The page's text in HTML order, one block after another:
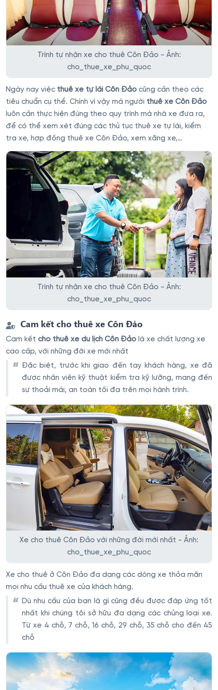
Trình tự nhận xe cho thuê Côn Đảo - Ảnh:
cho_thue_xe_phu_quoc
Ngày nay việc thuê xe tự lái Côn Đảo cũng cần theo các
tiêu chuẩn cụ thể. Chính vì vậy mà người thuê xe Côn Đảo
luôn cần thực hiện đúng theo quy trình mà nhà xe đưa ra,
để có thể xem xét đúng các thủ tục thuê xe tự lái, kiểm
tra xe, hợp đồng thuê xe Côn Đảo, xem xăng xe,…
Trình tự nhận xe cho thuê Côn Đảo - Ảnh:
cho_thue_xe_phu_quoc
Cam kết cho thuê xe Côn Đảo
Cam kết cho thuê xe du lịch Côn Đảo là xe chất lượng xe
cao cấp, với những đời xe mới nhất
Đặc biệt, trước khi giao đến tay khách hàng, xe đã
được nhân viên kỹ thuật kiểm tra kỹ lưỡng, mang đến
sự thoải mái, an toàn tối đa trên mọi hành trình.
Xe cho thuê Côn Đảo với những đời mới nhất - Ảnh:
cho_thue_xe_phu_quoc
Xe cho thuê ở Côn Đảo đa dạng các dòng xe thỏa mãn
mọi nhu cầu thuê xe của khách hàng.
Dù nhu cầu của bạn là gì cũng đều được đáp ứng tốt
nhất khi chúng tôi sở hữu đa dạng các chủng loại xe.
Từ xe 4 chỗ, 7 chỗ, 16 chỗ, 29 chỗ, 35 chỗ cho đến 45
chỗ